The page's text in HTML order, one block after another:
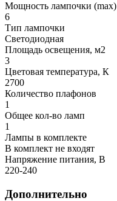
Мощность лампочки (max)
6
Тип лампочки
Светодиодная
Площадь освещения, м2
3
Цветовая температура, К
2700
Количество плафонов
1
Общее кол-во ламп
1
Лампы в комплекте
В комплект не входят
Напряжение питания, В
220-240
Дополнительно